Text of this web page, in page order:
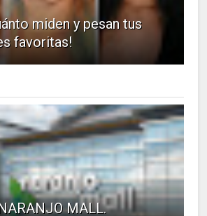
miden y pesan tus
favoritas!
MALL.